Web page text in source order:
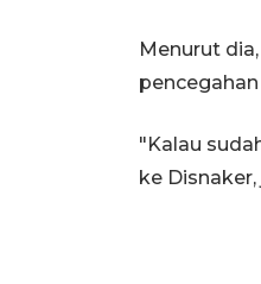
Menurut
"Kalau
ke